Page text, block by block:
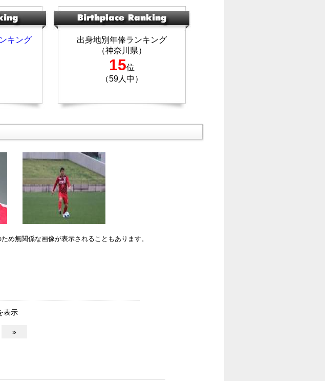
キング
出身地別年俸ランキング
（神奈川県）
15位
（59人中）
め無関係な画像が表示されることもあります。
表示
»